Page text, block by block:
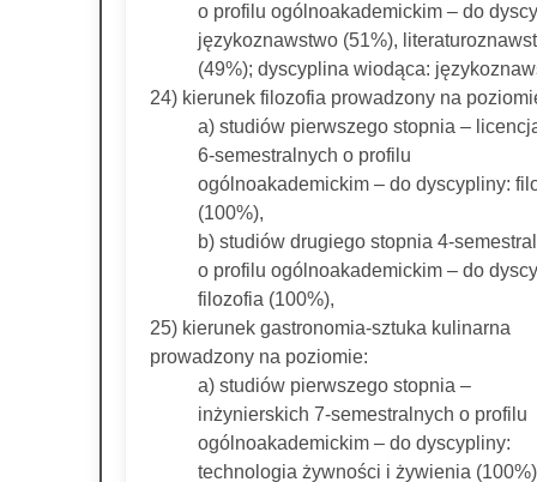
o profilu ogólnoakademickim – do
językoznawstwo (51%),
(49%); dyscyplina wiodąca:
24) kierunek filozofia prowadzony na
a) studiów pierwszego stopnia –
6-semestralnych o profilu
ogólnoakademickim – do dyscypliny:
(100%),
b) studiów drugiego stopnia 4-
o profilu ogólnoakademickim – do
filozofia (100%),
25) kierunek gastronomia-sztuka kulinarna
prowadzony na poziomie:
a) studiów pierwszego stopnia –
inżynierskich 7-semestralnych o profilu
ogólnoakademickim – do dyscypliny:
technologia żywności i żywienia